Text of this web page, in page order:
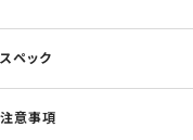
スペック
注意事項